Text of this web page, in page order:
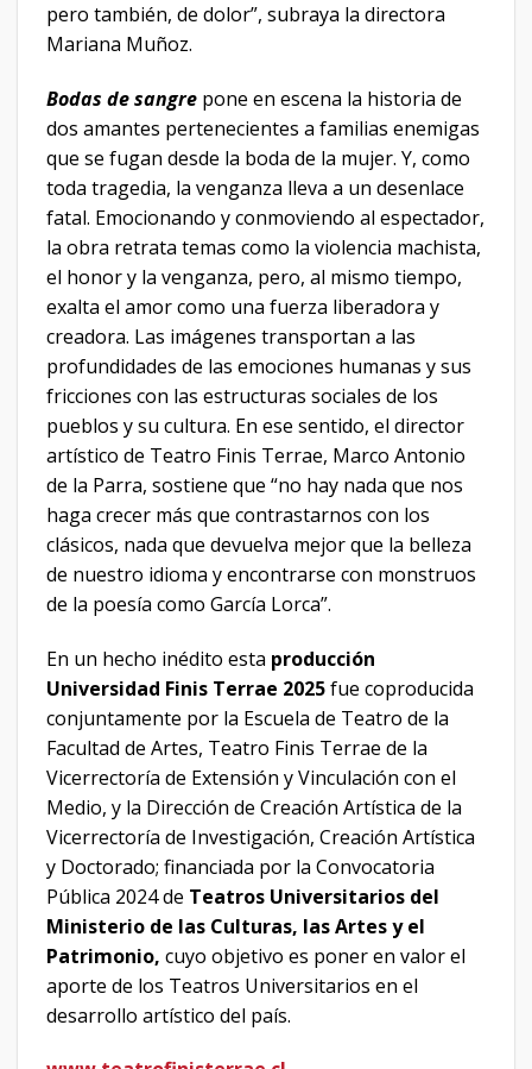
pero también, de dolor”, subraya la directora
Mariana Muñoz.
Bodas de sangre pone en escena la historia de
dos amantes pertenecientes a familias enemigas
que se fugan desde la boda de la mujer. Y, como
toda tragedia, la venganza lleva a un desenlace
fatal. Emocionando y conmoviendo al espectador,
la obra retrata temas como la violencia machista,
el honor y la venganza, pero, al mismo tiempo,
exalta el amor como una fuerza liberadora y
creadora. Las imágenes transportan a las
profundidades de las emociones humanas y sus
fricciones con las estructuras sociales de los
pueblos y su cultura. En ese sentido, el director
artístico de Teatro Finis Terrae, Marco Antonio
de la Parra, sostiene que “no hay nada que nos
haga crecer más que contrastarnos con los
clásicos, nada que devuelva mejor que la belleza
de nuestro idioma y encontrarse con monstruos
de la poesía como García Lorca”.
En un hecho inédito esta producción
Universidad Finis Terrae 2025fue coproducida
conjuntamente por la Escuela de Teatro de la
Facultad de Artes, Teatro Finis Terrae de la
Vicerrectoría de Extensión y Vinculación con el
Medio, y la Dirección de Creación Artística de la
Vicerrectoría de Investigación, Creación Artística
y Doctorado; financiada por la Convocatoria
Pública 2024 de Teatros Universitarios del
Ministerio de las Culturas, las Artes y el
Patrimonio, cuyo objetivo es poner en valor el
aporte de los Teatros Universitarios en el
desarrollo artístico del país.